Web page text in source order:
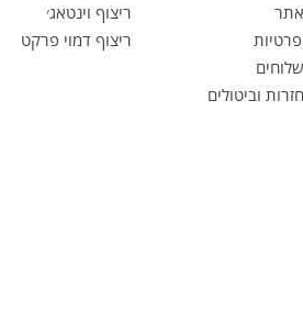
וביטולים
ריצוף וינטאג׳
ריצוף דמוי פרקט